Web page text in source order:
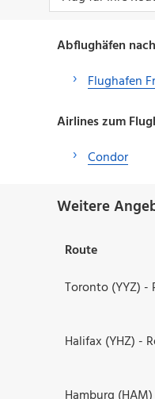
Abflughäfen
Flughafen
Airlines zum
Condor
Weitere
Route
Toronto (YYZ) -
Halifax (YHZ) -